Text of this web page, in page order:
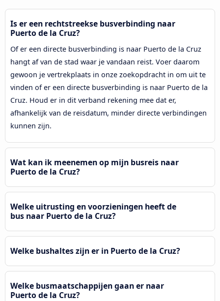
Is er een rechtstreekse busverbinding naar
Puerto de la Cruz?
Of er een directe busverbinding is naar Puerto de la Cruz
hangt af van de stad waar je vandaan reist. Voer daarom
gewoon je vertrekplaats in onze zoekopdracht in om uit te
vinden of er een directe busverbinding is naar Puerto de la
Cruz. Houd er in dit verband rekening mee dat er,
afhankelijk van de reisdatum, minder directe verbindingen
kunnen zijn.
Wat kan ik meenemen op mijn busreis naar
Puerto de la Cruz?
Welke uitrusting en voorzieningen heeft de
bus naar Puerto de la Cruz?
Welke bushaltes zijn er in Puerto de la Cruz?
Welke busmaatschappijen gaan er naar
Puerto de la Cruz?